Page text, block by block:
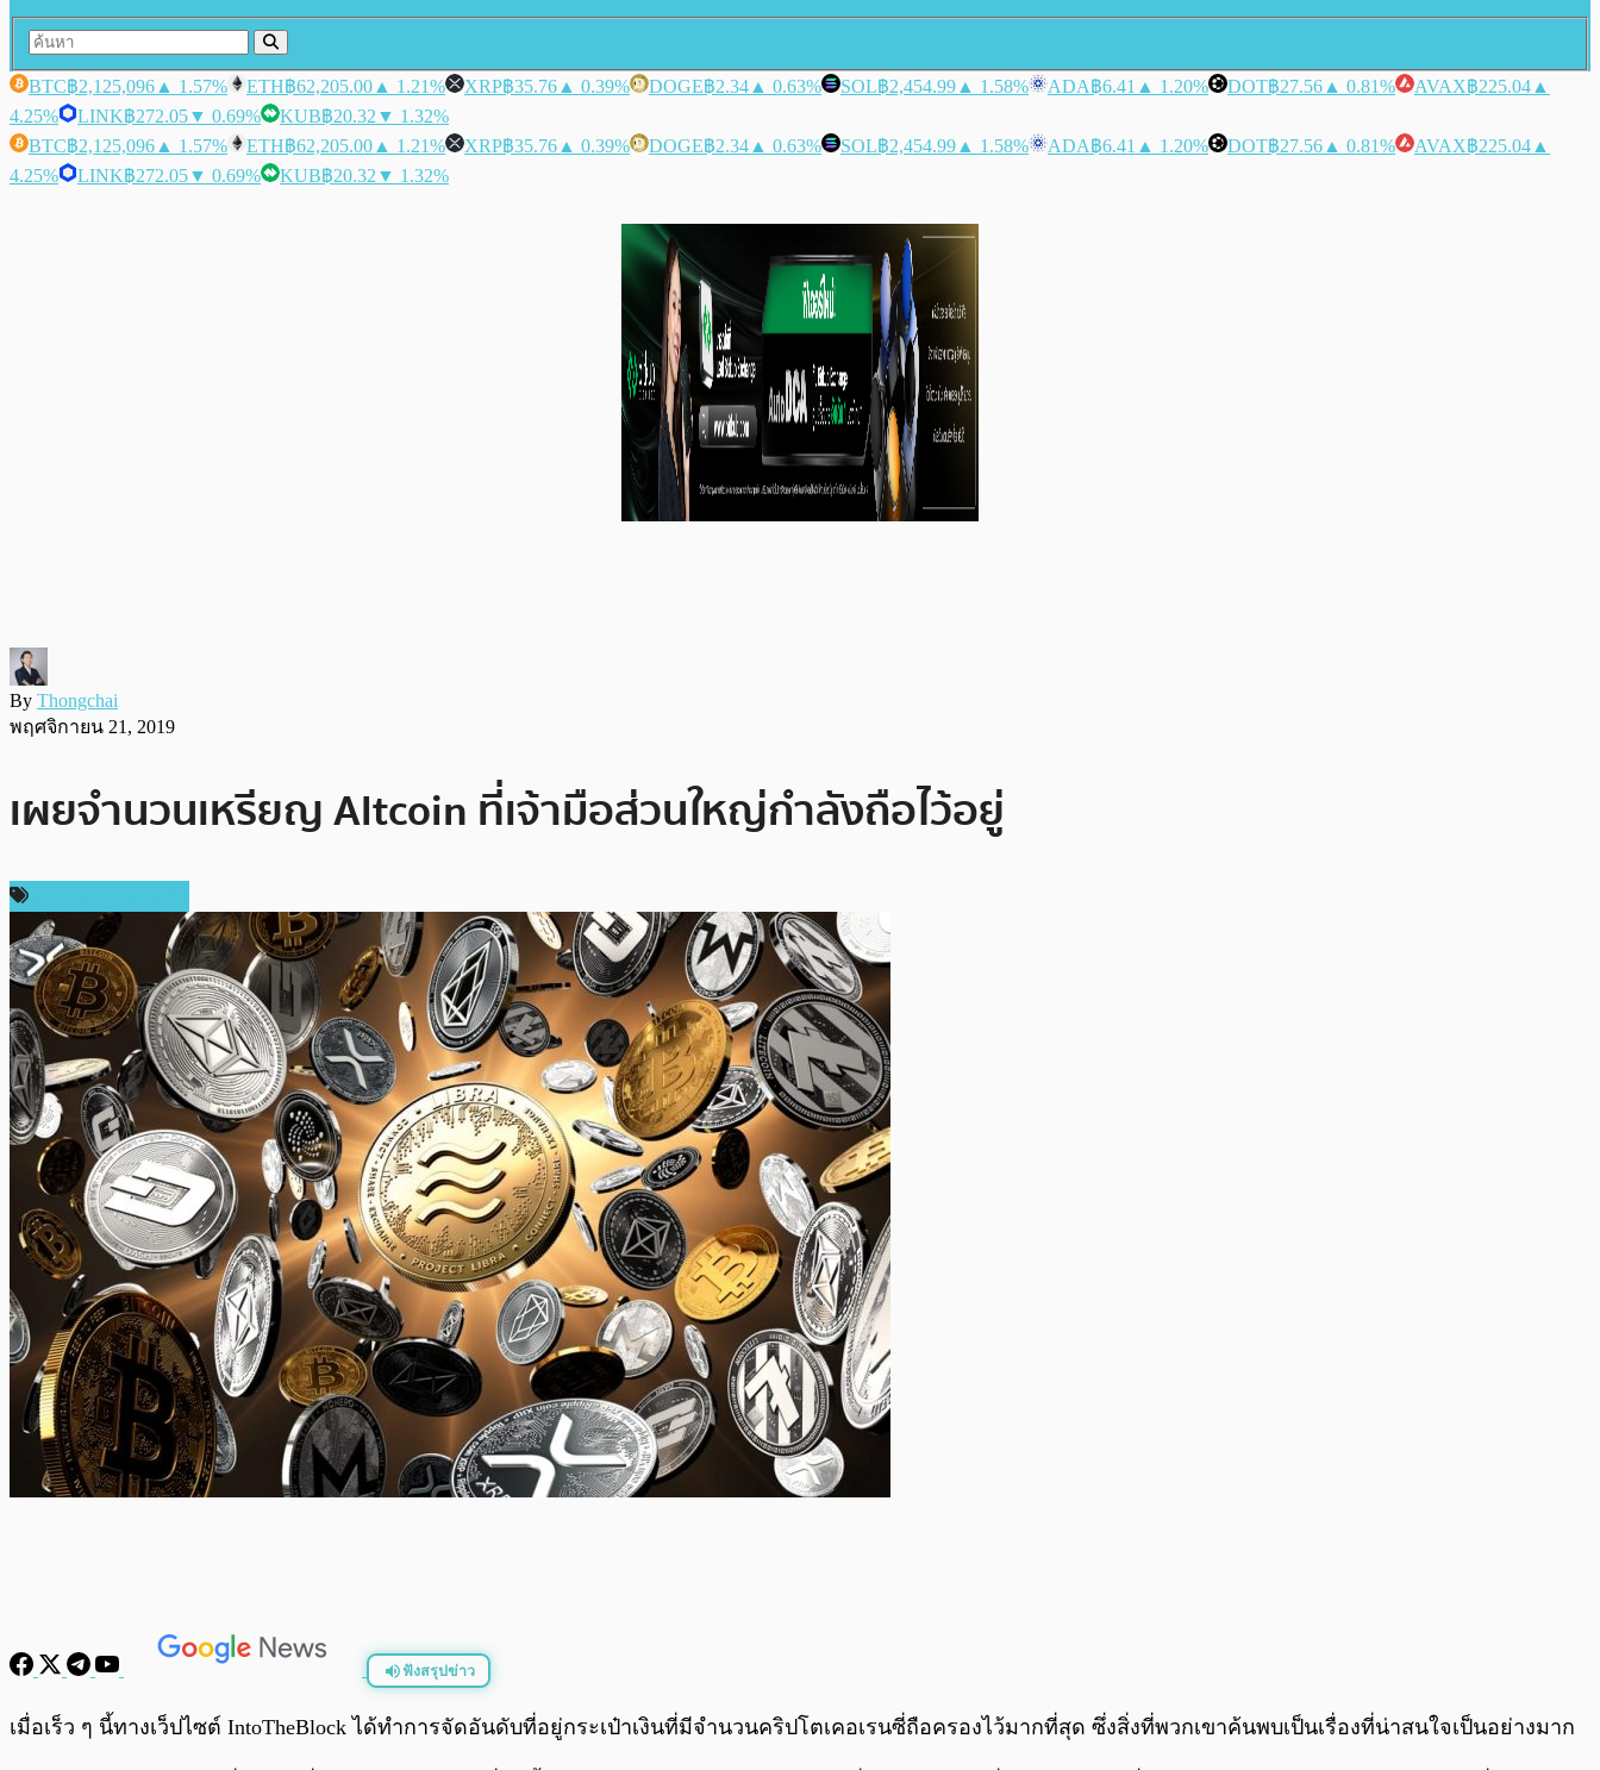
BTC฿2,125,096 ▲ 1.57% ETH฿62,205.00 ▲ 1.21% XRP฿35.76 ▲ 0.39% DOGE฿2.34 ▲ 0.63% SOL฿2,454.99 ▲ 1.58% ADA฿6.41 ▲ 1.20% DOT฿27.56 ▲ 0.81% AVAX฿225.04 ▲
4.25%
LINK฿272.05▼ 0.69% KUB฿20.32 ▼ 1.32%
BTC฿2,125,096 ▲ 1.57% ETH฿62,205.00 ▲ 1.21% XRP฿35.76 ▲ 0.39% DOGE฿2.34 ▲ 0.63% SOL฿2,454.99 ▲ 1.58% ADA฿6.41 ▲ 1.20% DOT฿27.56 ▲ 0.81% AVAX฿225.04 ▲
4.25%
LINK฿272.05▼ 0.69% KUB฿20.32 ▼ 1.32%
By Thongchai
พฤศจิกายน 21, 2019
เผยจำนวนเหรียญ Altcoin ที่เจ้ามือส่วนใหญ่กำลังถือไว้อยู่
ฟังสรุปข่าว
พร้อมเล่น 0:00 /
เมื่อเร็ว ๆ นี้ทางเว็ปไซต์ IntoTheBlock ได้ทำการจัดอันดับที่อยู่กระเป๋าเงินที่มีจำนวนคริปโตเคอเรนซี่ถือครองไว้มากที่สุด ซึ่งสิ่งที่พวกเขาค้นพบเป็นเรื่องที่น่าสนใจเป็นอย่างมาก